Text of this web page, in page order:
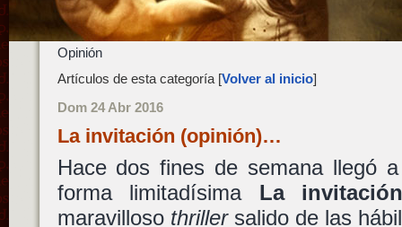
Opinión
Artículos de esta categoría [Volver al inicio]
Dom 24 Abr 2016
La invitación (opinión)…
Hace dos fines de semana llegó
forma limitadísima La
maravilloso thrillersalido de las